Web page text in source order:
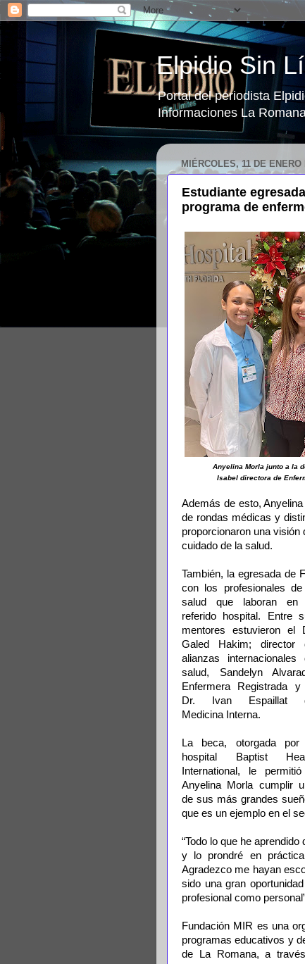
Elpidio Sin
Portal del periodista
Informaciones La
MIÉRCOLES, 11 DE ENERO
Estudiante
programa de
Anyelina Morla junto a la
Isabel directora de
Además de esto,
de rondas médicas y
proporcionaron una visión
cuidado de la salud.
También, la egresada de
con los profesionales
salud que laboran en
referido hospital. Entre
mentores estuvieron el
Galed Hakim; director
alianzas internacionales
salud, Sandelyn
Enfermera Registrada y
Dr. Ivan Espaillat
Medicina Interna.
La beca, otorgada por
hospital Baptist
International, le
Anyelina Morla cumplir
de sus más grandes
que es un ejemplo en el
“Todo lo que he
y lo prondré en
Agradezco me hayan
sido una gran
profesional como
Fundación MIR es una
programas educativos y
de La Romana, a